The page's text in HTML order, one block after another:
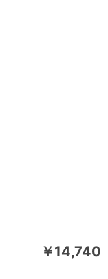
￥14,740